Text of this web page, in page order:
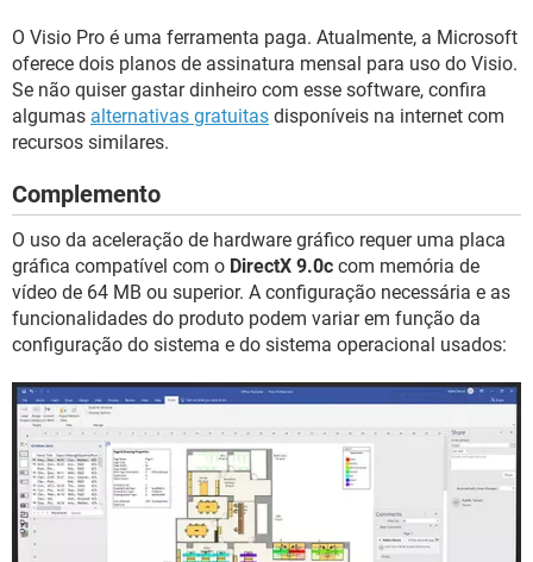
O Visio Pro é uma ferramenta paga. Atualmente, a Microsoft
oferece dois planos de assinatura mensal para uso do Visio.
Se não quiser gastar dinheiro com esse software, confira
algumas alternativas gratuitas disponíveis na internet com
recursos similares.
Complemento
O uso da aceleração de hardware gráfico requer uma placa
gráfica compatível com o DirectX 9.0c com memória de
vídeo de 64 MB ou superior. A configuração necessária e as
funcionalidades do produto podem variar em função da
configuração do sistema e do sistema operacional usados: